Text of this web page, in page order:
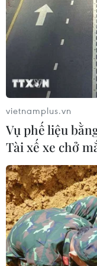
thuê
31/07/2026 02:35
Nghị quyết 21:
nâng cao hiệu
thị
31/07/2026 01:45
Sẽ có các cơ
doanh nghiệp
nhân
30/07/2026 01:43
Hoàn thiện cơ
thị trường bất
vietnamplus.vn
Vụ phế liệu
Tài xế xe chở